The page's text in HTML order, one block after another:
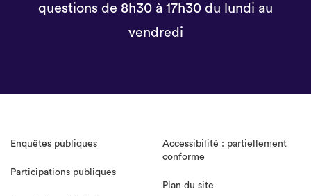
questions de 8h30 à 17h30 du lundi au
vendredi
Enquêtes publiques
Participations publiques
Accessibilité : partiellement
conforme
Plan du site